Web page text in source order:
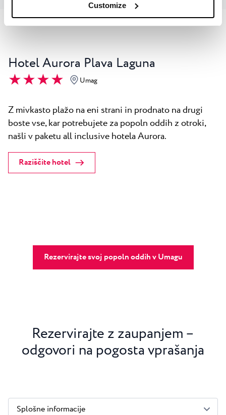
Customize
Hotel Aurora Plava Laguna
★ ★ ★ ★ Umag
Z mivkasto plažo na eni strani in prodnato na drugi
boste vse, kar potrebujete za popoln oddih z otroki,
našli v paketu all inclusive hotela Aurora.
Raziščite hotel
Rezervirajte svoj popoln oddih v Umagu
Rezervirajte z zaupanjem –
odgovori na pogosta vprašanja
Splošne informacije